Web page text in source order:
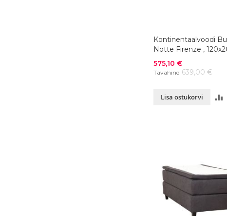
Kontinentaalvoodi
Notte Firenze ,
cm, värvivalik
Soodushind
575,10 €
Tavahind 639,00 €
Lisa ostukorvi